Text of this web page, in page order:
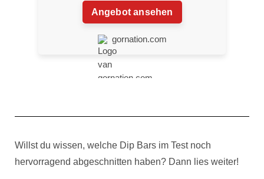
Angebot ansehen
gornation.com
Willst du wissen, welche Dip Bars im Test noch
hervorragend abgeschnitten haben? Dann lies weiter!